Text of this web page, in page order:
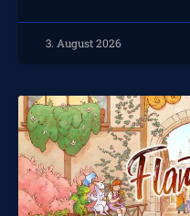
3. August 2026